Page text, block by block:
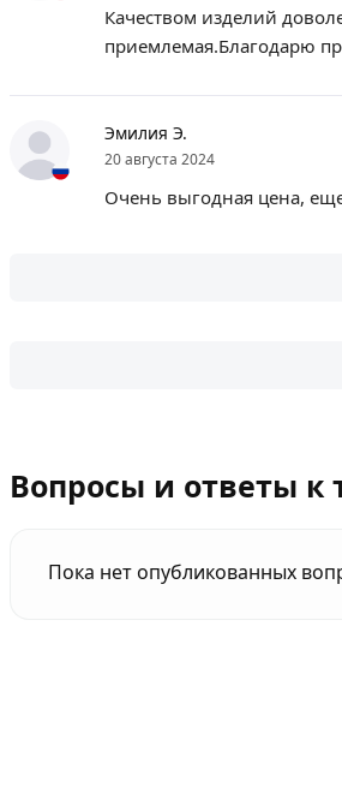
Качеством изделий
приемлемая.Благодарю
Эмилия Э.
20 августа 2024
Очень выгодная цена,
Вопросы и ответы к
Пока нет опубликованных